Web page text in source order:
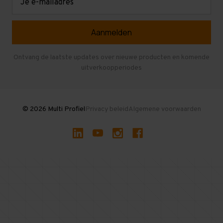
Gebruikte entresolvloeren
Ontvang de laatste updates over nieuwe producten en komende
uitverkoopperiodes
© 2026 Multi ProfielPrivacy beleidAlgemene voorwaarden